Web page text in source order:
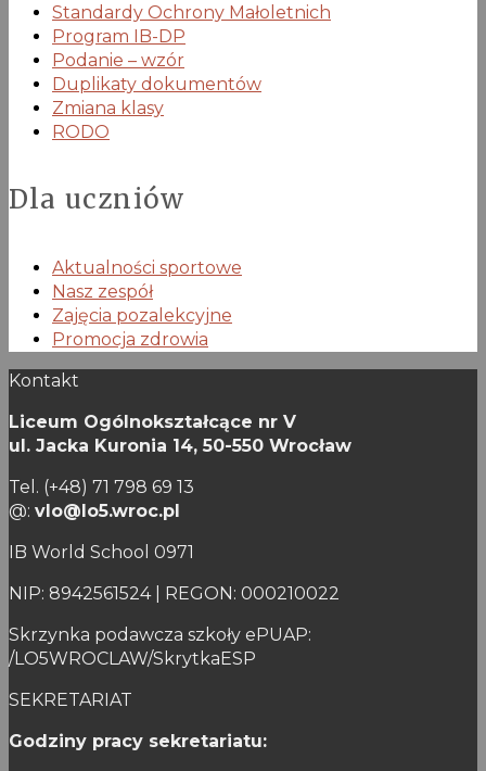
Standardy Ochrony Małoletnich
Program IB-DP
Podanie – wzór
Duplikaty dokumentów
Zmiana klasy
RODO
Dla uczniów
Aktualności sportowe
Nasz zespół
Zajęcia pozalekcyjne
Promocja zdrowia
Kontakt
Liceum Ogólnokształcące nr V
ul. Jacka Kuronia 14, 50-550 Wrocław
Tel. (+48) 71 798 69 13
@: vlo@lo5.wroc.pl
IB World School 0971
NIP: 8942561524 | REGON: 000210022
Skrzynka podawcza szkoły ePUAP:
/LO5WROCLAW/SkrytkaESP
SEKRETARIAT
Godziny pracy sekretariatu: